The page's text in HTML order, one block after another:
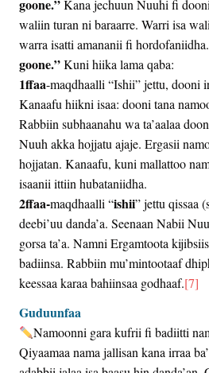
goone.”Kana jechuun Nuuhi fi
waliin turan ni baraarre. Warri isa
warra isatti amananii fi
goone.”Kuni hiika lama qaba:
1ffaa-maqdhaalli “Ishii” jettu, dooni
Kanaafu hiikni isaa: dooni tana
Rabbiin subhaanahu wa ta’aalaa
Nuuh akka hojjatu ajaje. Ergasii
hojjatan. Kanaafu, kuni mallattoo
isaanii ittiin hubataniidha.
2ffaa-maqdhaalli “ishii” jettu qissaa
deebi’uu danda’a. Seenaan Nabii
gorsa ta’a. Namni Ergamtoota
badiinsa. Rabbiin mu’mintootaaf
keessaa karaa bahiinsaa godhaaf.[7]
Guduunfaa
Namoonni gara kufrii fi badiitti
Qiyaamaa nama jallisan kana irraa